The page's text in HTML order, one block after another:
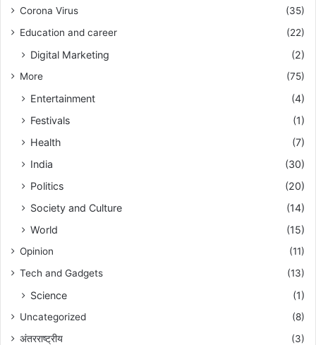
Corona Virus
(35)
Education and career
(22)
Digital Marketing (2)
More (75)
Entertainment
(4)
Festivals
(1)
Health
(7)
India
(30)
Politics
(20)
Society and Culture
(14)
World
(15)
Opinion
(11)
Tech and Gadgets
(13)
Science (1)
Uncategorized
(8)
अंतरराष्ट्रीय
(3)